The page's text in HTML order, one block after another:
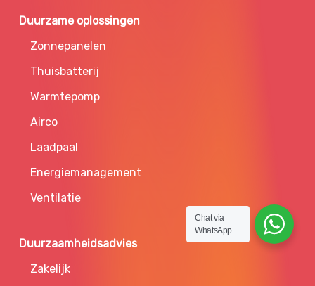
Duurzame oplossingen
Zonnepanelen
Thuisbatterij
Warmtepomp
Airco
Laadpaal
Energiemanagement
Ventilatie
Duurzaamheidsadvies
Zakelijk
Chat via
WhatsApp